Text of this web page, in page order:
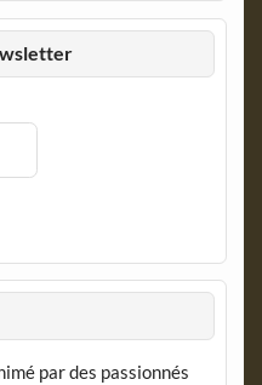
par des passionnés